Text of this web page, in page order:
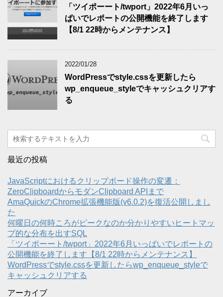
「ツイポーート/twport」2022年6月いっ
ぱいでレポートの公開機能を終了します
【8/1 22時からメンテナンス】
2022/01/28
WordPressでstyle.cssを更新したら
wp_enqueue_styleでキャッシュクリアす
る
最近の投稿
JavaScriptにおけるクリップボード操作の変遷：
ZeroClipboardからモダンClipboard APIまで
AmaQuickのChrome拡張機能版(v6.0.2)を復活公開しまし
た
何曜日の何時ころがピークなのか分かりやすいヒートマッ
プ的な分布を出すSQL
「ツイポーート/twport」2022年6月いっぱいでレポートの
公開機能を終了します【8/1 22時からメンテナンス】
WordPressでstyle.cssを更新したらwp_enqueue_styleで
キャッシュクリアする
アーカイブ